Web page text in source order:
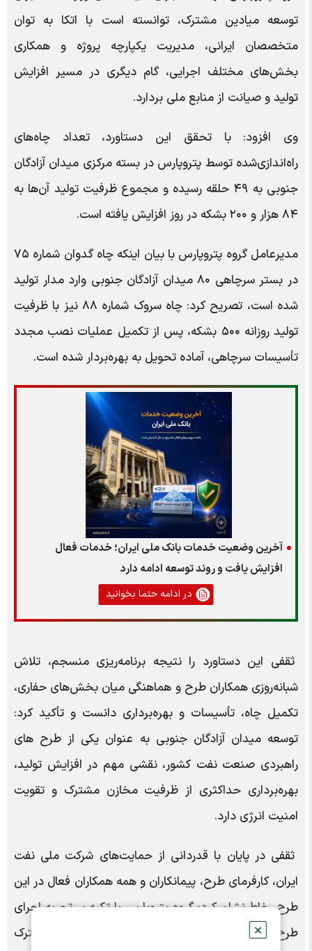
✕
توسعه میادین مشترک، توانسته است با اتکا به توان
متخصصان ایرانی، مدیریت یکپارچه پروژه و همکاری
بخش‌های مختلف اجرایی، گام دیگری در مسیر افزایش
تولید و صیانت از منابع ملی بردارد.
وی افزود: با تحقق این دستاورد، تعداد چاه‌های
راه‌اندازی‌شده توسط پتروپارس در بسته مرکزی میدان آزادگان
جنوبی به ۴۹ حلقه رسیده و مجموع ظرفیت تولید آن‌ها به
۸۴ هزار و ۲۰۰ بشکه در روز افزایش یافته است.
مدیرعامل گروه پتروپارس با بیان اینکه چاه گدوان شماره ۷۵
در بستر سرچاهی ۸۰ میدان آزادگان جنوبی وارد مدار تولید
شده است، تصریح کرد: چاه سروک شماره ۸۸ نیز با ظرفیت
تولید روزانه ۵۰۰ بشکه، پس از تکمیل عملیات نصب مجدد
تأسیسات سرچاهی، آماده تحویل به بهره‌بردار شده است.
آخرین وضعیت خدمات بانک ملی ایران؛ خدمات فعال
افزایش یافت و روند توسعه ادامه دارد
در ادامه حتما بخوانید
ثقفی این دستاورد را نتیجه برنامه‌ریزی منسجم، تلاش
شبانه‌روزی همکاران طرح و هماهنگی میان بخش‌های حفاری،
تکمیل چاه، تأسیسات و بهره‌برداری دانست و تأکید کرد:
توسعه میدان آزادگان جنوبی به عنوان یکی از طرح های
راهبردی صنعت نفت کشور، نقشی مهم در افزایش تولید،
بهره‌برداری حداکثری از ظرفیت مخازن مشترک و تقویت
امنیت انرژی دارد.
ثقفی در پایان با قدردانی از حمایت‌های شرکت ملی نفت
ایران، کارفرمای طرح، پیمانکاران و همه همکاران فعال در این
طرح، خاطرنشان کرد: گروه پتروپارس با تکیه بر تجربه اجرای
طرح های بزرگ نفت و گاز، مسیر توسعه میادین مشترک